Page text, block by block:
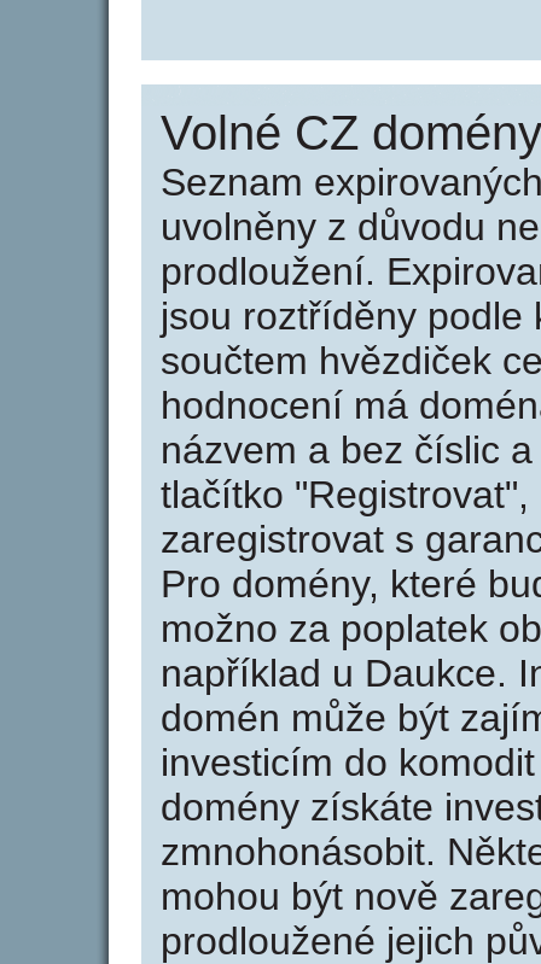
Volné CZ
Seznam
uvolněny z důvodu
prodloužení.
jsou roztříděny podle
součtem hvězdiček
hodnocení má
názvem a bez číslic
tlačítko
zaregistrovat s
Pro domény, které
možno za poplatek
například u Daukce.
domén může být
investicím do
domény získáte
zmnohonásobit.
mohou být nově
prodloužené jejich